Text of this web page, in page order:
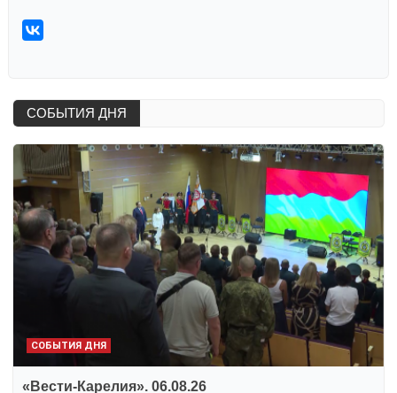
СОБЫТИЯ ДНЯ
СОБЫТИЯ ДНЯ
«Вести-Карелия». 06.08.26